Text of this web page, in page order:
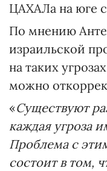
ЦАХАЛа на юге
По мнению
израильской
на таких
можно
«Существуют
каждая угроза
Проблема с
состоит в том,